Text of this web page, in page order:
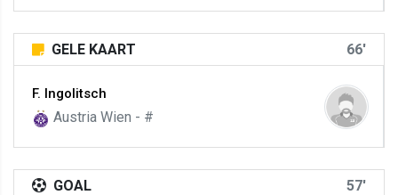
GELE KAART 66'
F. Ingolitsch
Austria Wien - #
GOAL 57'